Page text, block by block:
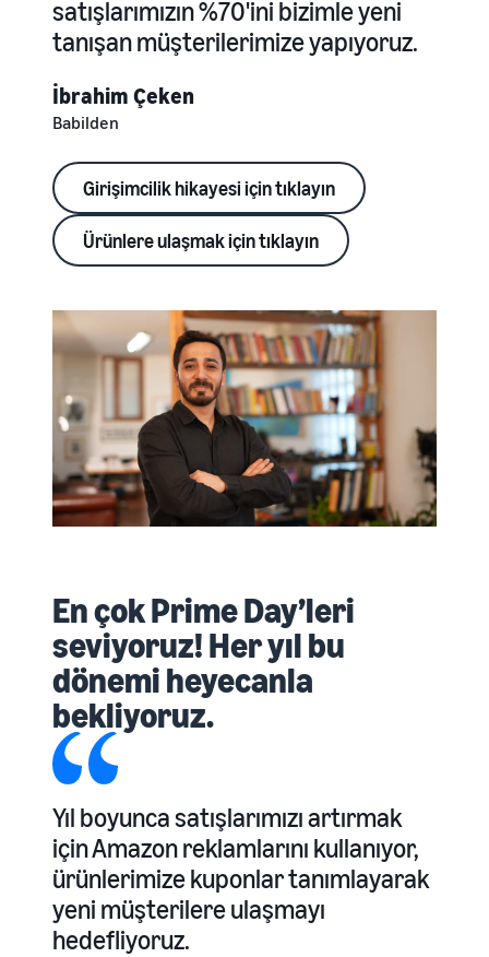
satışlarımızın %70'ini bizimle yeni
tanışan müşterilerimize yapıyoruz.
İbrahim Çeken
Babilden
Girişimcilik hikayesi için tıklayın
Ürünlere ulaşmak için tıklayın
En çok Prime Day’leri
seviyoruz! Her yıl bu
dönemi heyecanla
bekliyoruz.
Yıl boyunca satışlarımızı artırmak
için Amazon reklamlarını kullanıyor,
ürünlerimize kuponlar tanımlayarak
yeni müşterilere ulaşmayı
hedefliyoruz.